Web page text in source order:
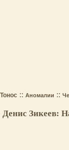
Тонос :: Аномалии ::
Денис Зикеев: